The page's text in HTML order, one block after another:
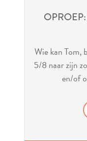
OPROEP:
Wie kan Tom,
5/8 naar zijn
en/of